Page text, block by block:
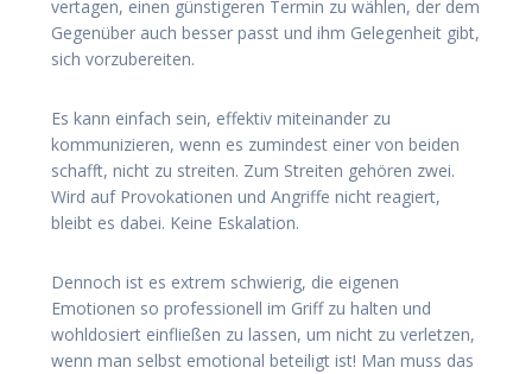
vertagen, einen günstigeren Termin zu wählen, der dem
Gegenüber auch besser passt und ihm Gelegenheit gibt,
sich vorzubereiten.
Es kann einfach sein, effektiv miteinander zu
kommunizieren, wenn es zumindest einer von beiden
schafft, nicht zu streiten. Zum Streiten gehören zwei.
Wird auf Provokationen und Angriffe nicht reagiert,
bleibt es dabei. Keine Eskalation.
Dennoch ist es extrem schwierig, die eigenen
Emotionen so professionell im Griff zu halten und
wohldosiert einfließen zu lassen, um nicht zu verletzen,
wenn man selbst emotional beteiligt ist! Man muss das